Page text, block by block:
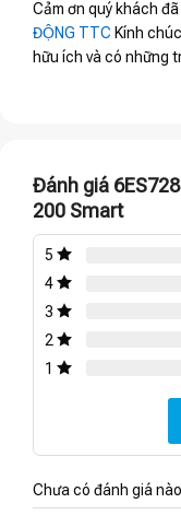
Cảm ơn quý khách
ĐỘNG TTC Kính
hữu ích và có những
Đánh giá
200 Smart
5
4
3
2
1
Chưa có đánh giá